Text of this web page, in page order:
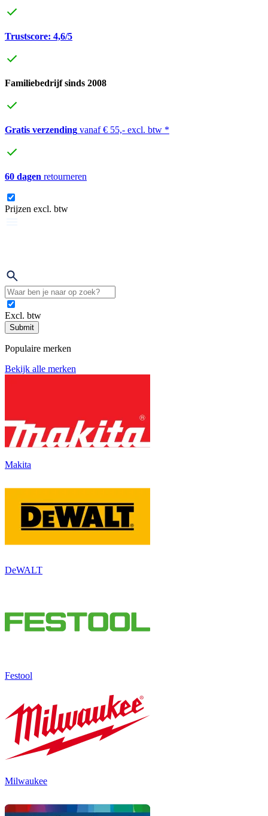
Trustscore: 4,6/5
Familiebedrijf sinds 2008
Gratis verzending vanaf € 55,- excl. btw *
60 dagen retourneren
Prijzen excl. btw
Excl. btw
Submit
Populaire merken
Bekijk alle merken
Makita
DeWALT
Festool
Milwaukee